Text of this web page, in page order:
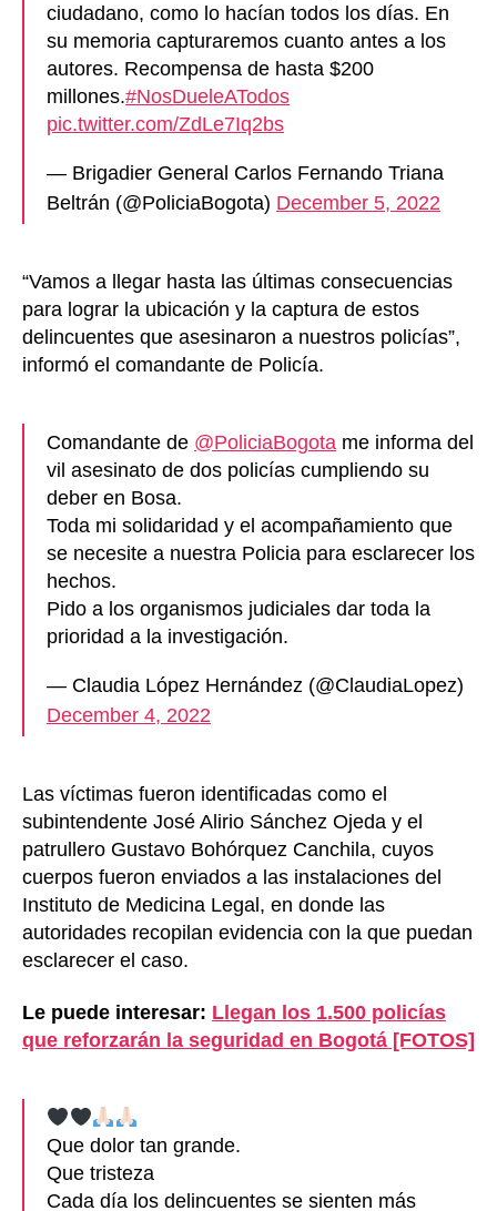
ciudadano, como lo hacían todos los días. En
su memoria capturaremos cuanto antes a los
autores. Recompensa de hasta $200
millones.#NosDueleATodos
pic.twitter.com/ZdLe7Iq2bs
— Brigadier General Carlos Fernando Triana
Beltrán (@PoliciaBogota) December 5, 2022
“Vamos a llegar hasta las últimas consecuencias
para lograr la ubicación y la captura de estos
delincuentes que asesinaron a nuestros policías”,
informó el comandante de Policía.
Comandante de @PoliciaBogota me informa del
vil asesinato de dos policías cumpliendo su
deber en Bosa.
Toda mi solidaridad y el acompañamiento que
se necesite a nuestra Policia para esclarecer los
hechos.
Pido a los organismos judiciales dar toda la
prioridad a la investigación.
— Claudia López Hernández (@ClaudiaLopez)
December 4, 2022
Las víctimas fueron identificadas como el
subintendente José Alirio Sánchez Ojeda y el
patrullero Gustavo Bohórquez Canchila, cuyos
cuerpos fueron enviados a las instalaciones del
Instituto de Medicina Legal, en donde las
autoridades recopilan evidencia con la que puedan
esclarecer el caso.
Le puede interesar: Llegan los 1.500 policías
que reforzarán la seguridad en Bogotá [FOTOS]
Que dolor tan grande.
Que tristeza
Cada día los delincuentes se sienten más